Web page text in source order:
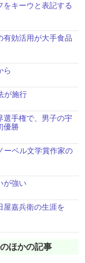
をキーウと表記する
有効活用が大手食品
ら
が施行
選手権で、男子の宇
優勝
ーベル文学賞作家の
が強い
屋嘉兵衛の生涯を
ほかの記事